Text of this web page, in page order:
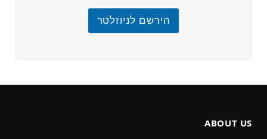
הירשם לניוזלטר
ABOUT US